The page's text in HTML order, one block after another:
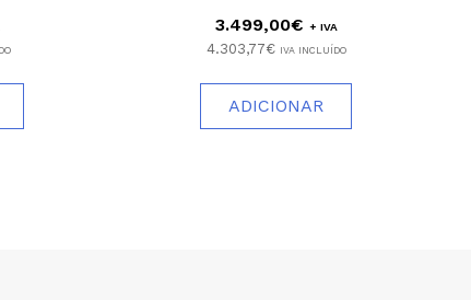
3.499,00€ + IVA
4.303,77€ IVA INCLUÍDO
ADICIONAR